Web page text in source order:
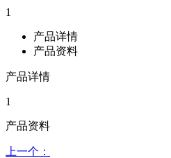
1
产品详情
产品资料
产品详情
1
产品资料
上一个：